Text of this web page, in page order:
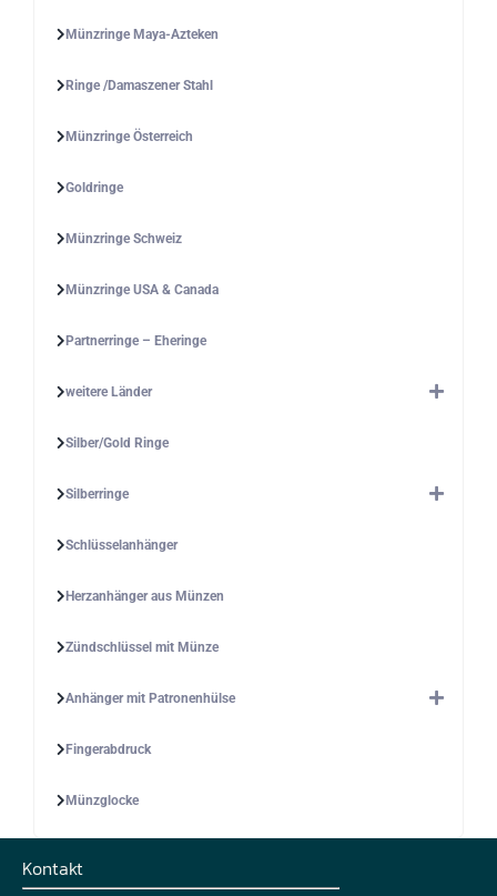
Münzringe Maya-Azteken
Ringe /Damaszener Stahl
Münzringe Österreich
Goldringe
Münzringe Schweiz
Münzringe USA & Canada
Partnerringe – Eheringe
weitere Länder
Silber/Gold Ringe
Silberringe
Schlüsselanhänger
Herzanhänger aus Münzen
Zündschlüssel mit Münze
Anhänger mit Patronenhülse
Fingerabdruck
Münzglocke
Kontakt